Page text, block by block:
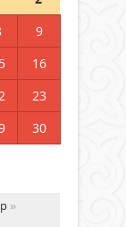
9
16
23
30
»